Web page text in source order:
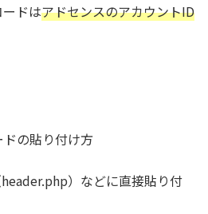
ドはアドセンスのアカウントID
の貼り付け方
）などに直接貼り付